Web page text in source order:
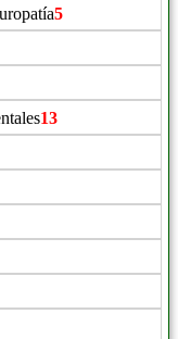
5
13